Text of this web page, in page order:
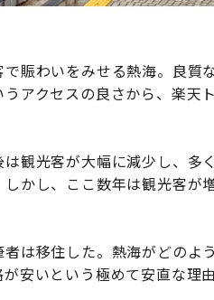
賑わいをみせる熱海。良質
アクセスの良さから、楽
は観光客が大幅に減少し、
かし、ここ数年は観光客が
は移住した。熱海がどのよ
安いという極めて安直な理